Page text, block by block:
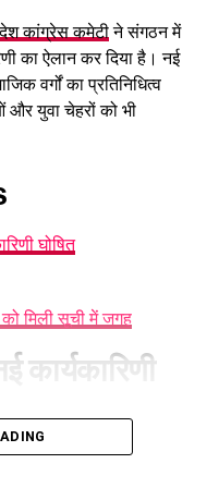
के बाद तैयार
की सभी 70 सीटों पर स्थानीय
सामान्य लोगों से अलग-अलग
कांग्रेस कमेटीने संगठन में
का ऐलान कर दिया है। नई
वर्गों का प्रतिनिधित्व
युवा चेहरों को भी
घोषित
मिली सूची में जगह
कार्यकारिणी
प्रदेश कोषाध्यक्ष की